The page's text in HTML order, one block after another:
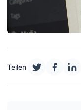
Teilen: